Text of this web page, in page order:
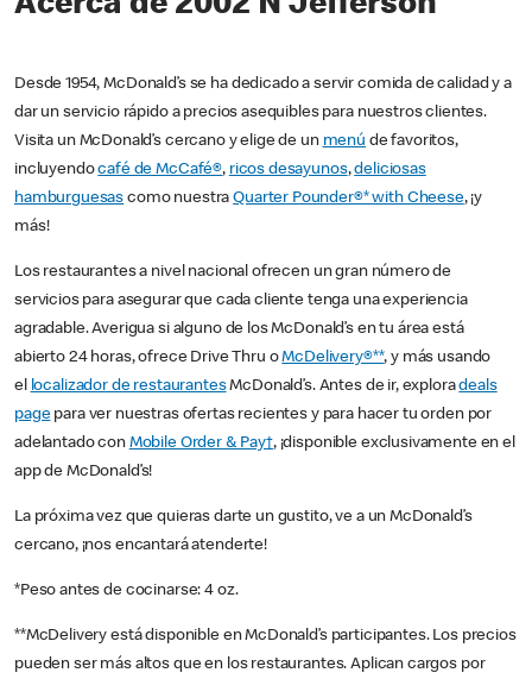
Desde 1954, McDonald’s se ha dedicado a servir comida de calidad y a
dar un servicio rápido a precios asequibles para nuestros clientes.
Visita un McDonald’s cercano y elige de un menú de favoritos,
incluyendocafé de McCafé®, ricos desayunos,deliciosas
hamburguesas como nuestraQuarter Pounder®* with Cheese, ¡y
más!
Los restaurantes a nivel nacional ofrecen un gran número de
servicios para asegurar que cada cliente tenga una experiencia
agradable. Averigua si alguno de los McDonald’s en tu área está
abierto 24 horas, ofrece Drive Thru oMcDelivery®**, y más usando
el localizador de restaurantesMcDonald’s. Antes de ir, exploradeals
pagepara ver nuestras ofertas recientes y para hacer tu orden por
adelantado con Mobile Order & Pay†, ¡disponible exclusivamente en el
app de McDonald’s!
La próxima vez que quieras darte un gustito, ve a un McDonald’s
cercano, ¡nos encantará atenderte!
*Peso antes de cocinarse: 4 oz.
**McDelivery está disponible en McDonald’s participantes. Los precios
pueden ser más altos que en los restaurantes. Aplican cargos por